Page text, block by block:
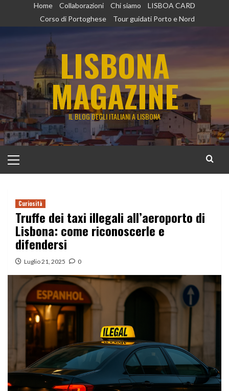
Home Collaborazioni Chi siamo
LISBOA CARD
Corso di Portoghese
Tour guidati Porto e Nord
LISBONA
MAGAZINE
IL BLOG DEGLI ITALIANI A LISBONA
principale
Curiosità
Truffe dei taxi illegali all’aeroporto di
Lisbona: come riconoscerle e
difendersi
Luglio 21, 2025 0